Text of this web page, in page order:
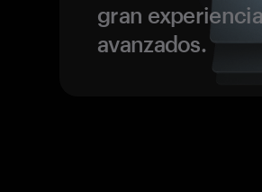
gran
avanzados.